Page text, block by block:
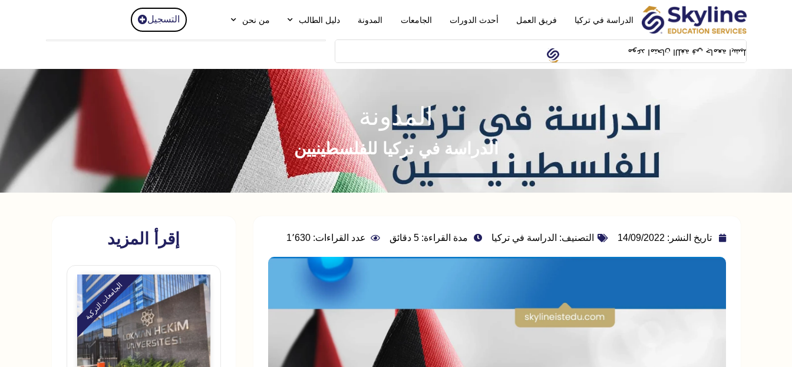
الدراسة في تركيا فريق العمل أحدث الدورات الجامعات المدونة دليل الطالب من نحن التسجيل
موعد امتحان اللغة في جامعة ايشيك سيكون بتاريخ 14/02/2024 بمبنى SFL building بشيلا
المدونة
الدراسة في تركيا للفلسطينيين
تاريخ النشر: 14/09/2022 التصنيف: الدراسة في تركيا مدة القراءة: 5 دقائق عدد القراءات: 1٬630 إقرأ المزيد
الجامعات التركية